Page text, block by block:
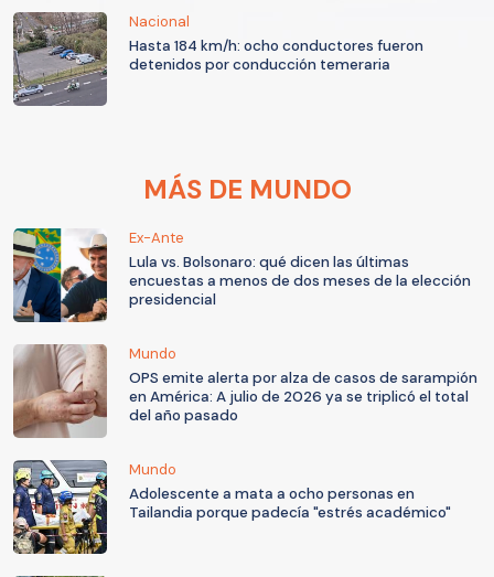
Nacional
Hasta 184 km/h: ocho conductores fueron
detenidos por conducción temeraria
MÁS DE MUNDO
Ex-Ante
Lula vs. Bolsonaro: qué dicen las últimas
encuestas a menos de dos meses de la elección
presidencial
Mundo
OPS emite alerta por alza de casos de sarampión
en América: A julio de 2026 ya se triplicó el total
del año pasado
Mundo
Adolescente a mata a ocho personas en
Tailandia porque padecía "estrés académico"